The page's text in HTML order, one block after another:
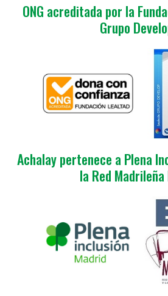
ONG acreditada por la
Grupo
Achalay pertenece a Plena
la Red Madrileña